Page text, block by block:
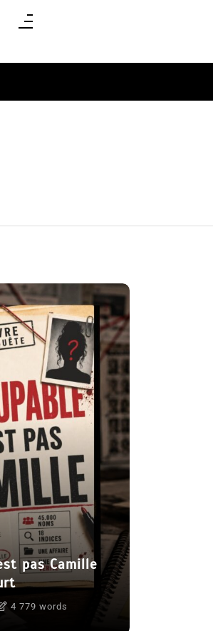
pas Camille
4 779 words